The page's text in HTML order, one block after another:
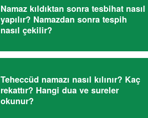
Namaz kıldıktan sonra tesbihat nasıl
yapılır? Namazdan sonra tespih
nasıl çekilir?
Teheccüd namazı nasıl kılınır? Kaç
rekattır? Hangi dua ve sureler
okunur?